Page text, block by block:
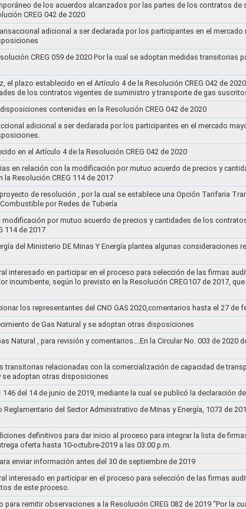
de los acuerdos alcanzados por las partes de los contratos
CREG 042 de 2020
adicional a ser declarada por los participantes en el
CREG 059 de 2020 Por la cual se adoptan medidas
el plazo establecido en el Artículo 4 de la Resolución CREG 042 de
de los contratos vigentes de suministro y transporte de gas
contenidas en la Resolución CREG 042 de 2020
adicional a ser declarada por los participantes en el mercado
en el Artículo 4 de la Resolución CREG 042 de 2020
en relación con la modificación por mutuo acuerdo de precios y
Resolución CREG 114 de 2017
de resolución , por la cual se establece una Opción Tarifaria
por Redes de Tubería
por mutuo acuerdo de precios y cantidades de los
114 de 2017
del Ministerio DE Minas Y Energía plantea algunas consideraciones
interesado en participar en el proceso para selección de las firmas
incumbente, según lo previsto en la Resolución CREG107 de 2017,
los representantes del CNO GAS 2020,comentarios hasta el 27 de
de Gas Natural y se adoptan otras disposiciones
Natural , para revisión y comentarios….En la Circular No. 003 de 2020
relacionadas con la comercialización de capacidad de
adoptan otras disposiciones
del 14 de junio de 2019, mediante la cual se publicó la declaración
Reglamentario del Sector Administrativo de Minas y Energía, 1073 de
definitivos para dar inicio al proceso para integrar la lista de
oferta hasta 10-octubre-2019 a las 03:00 p.m.
enviar información antes del 30 de septiembre de 2019
interesado en participar en el proceso para selección de las firmas
de este proceso.
para remitir observaciones a la Resolución CREG 082 de 2019 “Por la